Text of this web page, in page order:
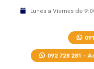
Lunes a Viernes de
092 728 281 -